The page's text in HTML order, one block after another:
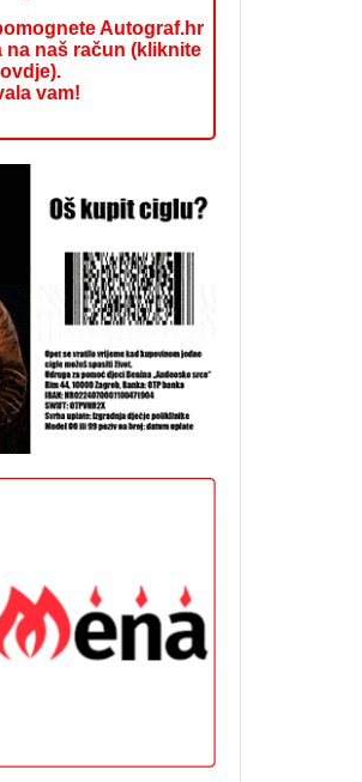
Autograf.hr
na naš račun (kliknite
ovdje).
vam!